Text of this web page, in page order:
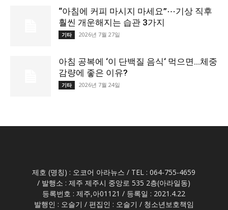
“아침에 커피 마시지 마세요”⋯기상 직후
훨씬 개운해지는 습관 3가지
기타 2026년 7월 27일
아침 공복에 ‘이 단백질 음식‘ 먹으면…체중
감량에 좋은 이유?
기타 2026년 7월 24일
제호 (명칭) : 오코어 아라뉴스 / TEL : 064-755-4659
/ 발행소 : 제주 제주시 중앙로 535 2층(아라일동)
등록번호 : 제주,아01121 / 등록일 : 2021.4.22
발행인 : 오슬기 / 편집인 : 오슬기 / 청소년보호책임